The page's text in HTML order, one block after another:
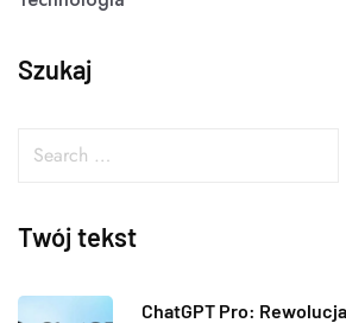
Szukaj
Twój tekst
ChatGPT Pro: